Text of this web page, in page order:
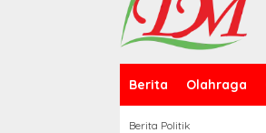
Berita Olahraga
Berita Politik